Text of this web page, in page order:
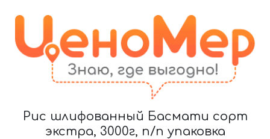
Рис шлифованный Басмати сорт
экстра, 3000г, п/п упаковка